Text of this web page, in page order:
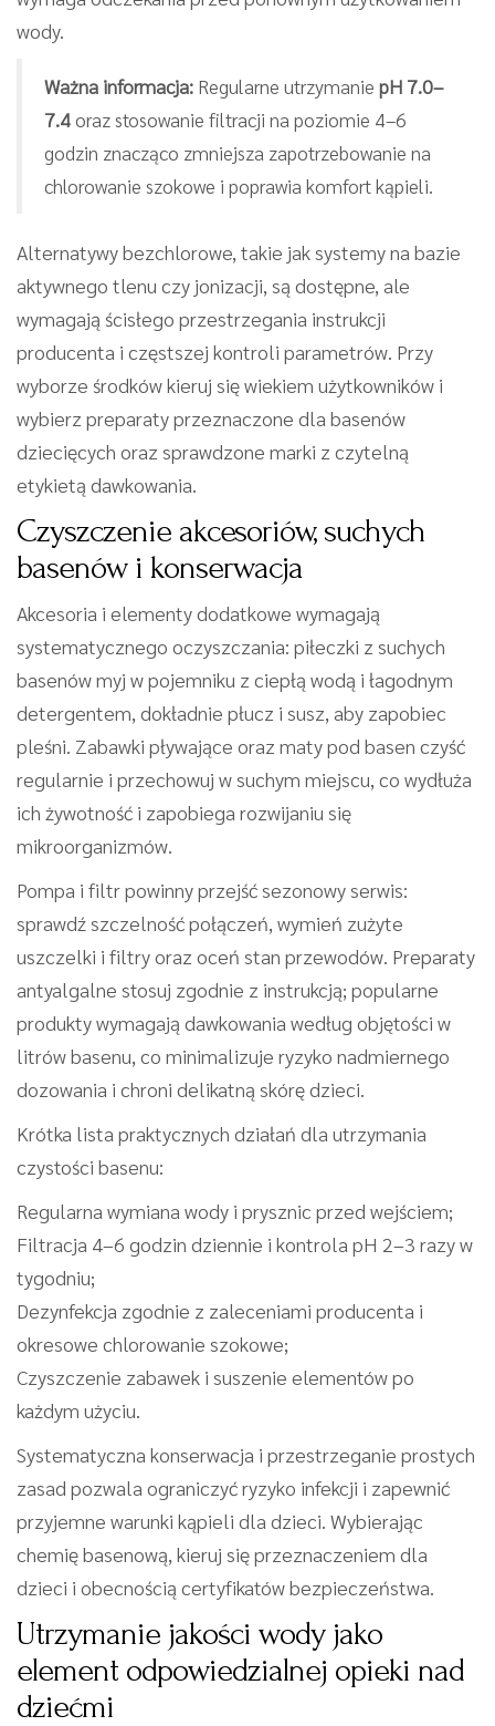
wody.
Ważna informacja: Regularne utrzymanie pH 7.0–
7.4oraz stosowanie filtracji na poziomie 4–6
godzin znacząco zmniejsza zapotrzebowanie na
chlorowanie szokowe i poprawia komfort kąpieli.
Alternatywy bezchlorowe, takie jak systemy na bazie
aktywnego tlenu czy jonizacji, są dostępne, ale
wymagają ścisłego przestrzegania instrukcji
producenta i częstszej kontroli parametrów. Przy
wyborze środków kieruj się wiekiem użytkowników i
wybierz preparaty przeznaczone dla basenów
dziecięcych oraz sprawdzone marki z czytelną
etykietą dawkowania.
Czyszczenie akcesoriów, suchych
basenów i konserwacja
Akcesoria i elementy dodatkowe wymagają
systematycznego oczyszczania: piłeczki z suchych
basenów myj w pojemniku z ciepłą wodą i łagodnym
detergentem, dokładnie płucz i susz, aby zapobiec
pleśni. Zabawki pływające oraz maty pod basen czyść
regularnie i przechowuj w suchym miejscu, co wydłuża
ich żywotność i zapobiega rozwijaniu się
mikroorganizmów.
Pompa i filtr powinny przejść sezonowy serwis:
sprawdź szczelność połączeń, wymień zużyte
uszczelki i filtry oraz oceń stan przewodów. Preparaty
antyalgalne stosuj zgodnie z instrukcją; popularne
produkty wymagają dawkowania według objętości w
litrów basenu, co minimalizuje ryzyko nadmiernego
dozowania i chroni delikatną skórę dzieci.
Krótka lista praktycznych działań dla utrzymania
czystości basenu:
Regularna wymiana wody i prysznic przed wejściem;
Filtracja 4–6 godzin dziennie i kontrola pH 2–3 razy w
tygodniu;
Dezynfekcja zgodnie z zaleceniami producenta i
okresowe chlorowanie szokowe;
Czyszczenie zabawek i suszenie elementów po
każdym użyciu.
Systematyczna konserwacja i przestrzeganie prostych
zasad pozwala ograniczyć ryzyko infekcji i zapewnić
przyjemne warunki kąpieli dla dzieci. Wybierając
chemię basenową, kieruj się przeznaczeniem dla
dzieci i obecnością certyfikatów bezpieczeństwa.
Utrzymanie jakości wody jako
element odpowiedzialnej opieki nad
dziećmi